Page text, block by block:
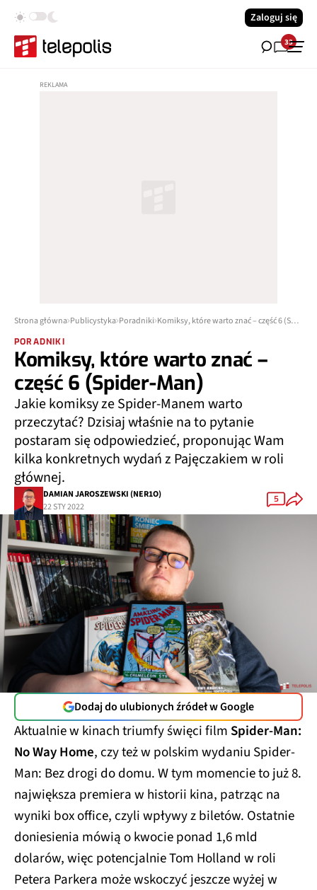
Zaloguj się
33
Strona główna Publicystyka Poradniki Komiksy, które warto znać – część 6 (Spider-Man)
PORADNIKI
Komiksy, które warto znać –
część 6 (Spider-Man)
Jakie komiksy ze Spider-Manem warto
przeczytać? Dzisiaj właśnie na to pytanie
postaram się odpowiedzieć, proponując Wam
kilka konkretnych wydań z Pajęczakiem w roli
głównej.
DAMIAN JAROSZEWSKI (NER1O)
22 STY 2022
5
Dodaj do ulubionych źródeł w Google
Aktualnie w kinach triumfy święci film Spider-Man:
No Way Home, czy też w polskim wydaniu Spider-
Man: Bez drogi do domu. W tym momencie to już 8.
największa premiera w historii kina, patrząc na
wyniki box office, czyli wpływy z biletów. Ostatnie
doniesienia mówią o kwocie ponad 1,6 mld
dolarów, więc potencjalnie Tom Holland w roli
Petera Parkera może wskoczyć jeszcze wyżej w